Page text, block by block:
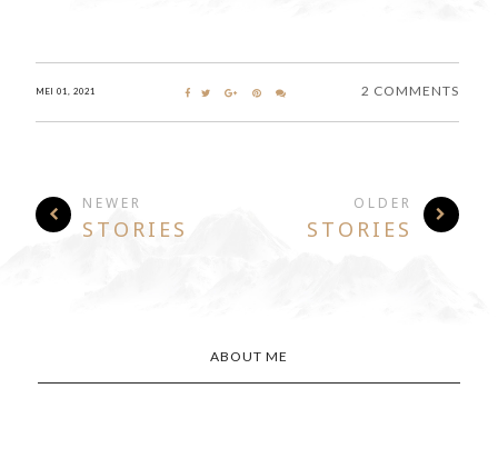
MEI 01, 2021 2 COMMENTS
NEWER
STORIES
OLDER
STORIES
ABOUT ME